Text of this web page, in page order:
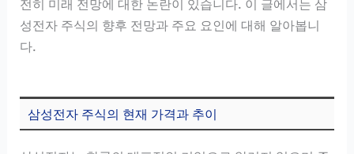
전히 미래 전망에 대한 논란이 있습니다. 이 글에서는 삼
성전자 주식의 향후 전망과 주요 요인에 대해 알아봅니
다.
삼성전자 주식의 현재 가격과 추이